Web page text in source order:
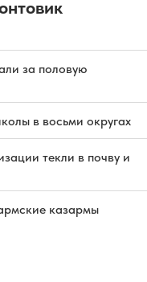
за половую
в восьми округах
текли в почву и
казармы